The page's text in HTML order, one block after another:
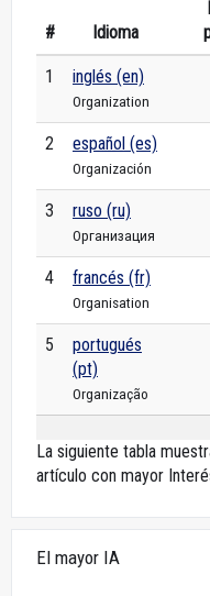
# Idioma
1 inglés (en)
Organization
2 español (es)
Organización
3 ruso (ru)
Организация
4 francés (fr)
Organisation
5
portugués
(pt)
Organização
La siguiente tabla
artículo con mayor
El mayor IA